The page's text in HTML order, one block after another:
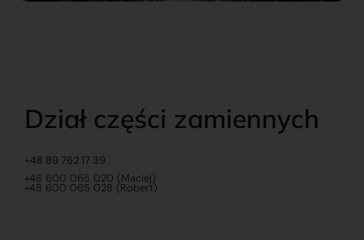
Dział części zamiennych
+48 89 762 17 39
+48 600 065 020 (Maciej)
+48 600 065 028 (Robert)